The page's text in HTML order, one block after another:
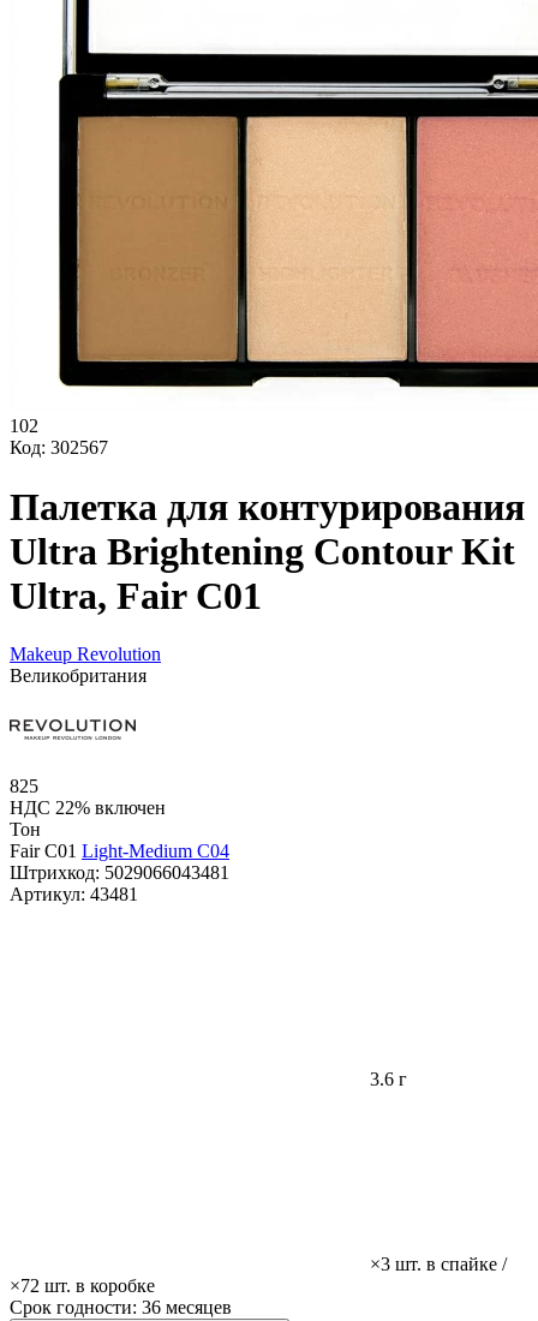
102
Код: 302567
Палетка для контурирования
Ultra Brightening Contour Kit
Ultra, Fair C01
Makeup Revolution
Великобритания
825
НДС 22% включен
Тон
Fair C01 Light-Medium C04
Штрихкод: 5029066043481
Артикул: 43481
3.6 г
×3 шт. в спайке /
×72 шт. в коробке
Срок годности: 36 месяцев